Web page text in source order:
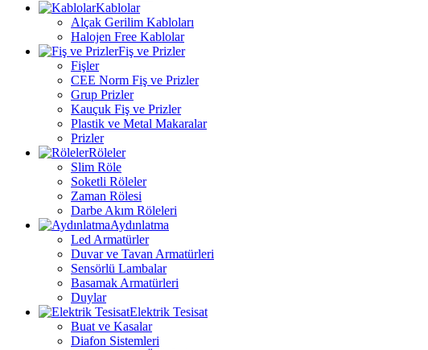
Kablolar
Alçak Gerilim Kabloları
Halojen Free Kablolar
Fiş ve Prizler
Fişler
CEE Norm Fiş ve Prizler
Grup Prizler
Kauçuk Fiş ve Prizler
Plastik ve Metal Makaralar
Prizler
Röleler
Slim Röle
Soketli Röleler
Zaman Rölesi
Darbe Akım Röleleri
Aydınlatma
Led Armatürler
Duvar ve Tavan Armatürleri
Sensörlü Lambalar
Basamak Armatürleri
Duylar
Elektrik Tesisat
Buat ve Kasalar
Diafon Sistemleri